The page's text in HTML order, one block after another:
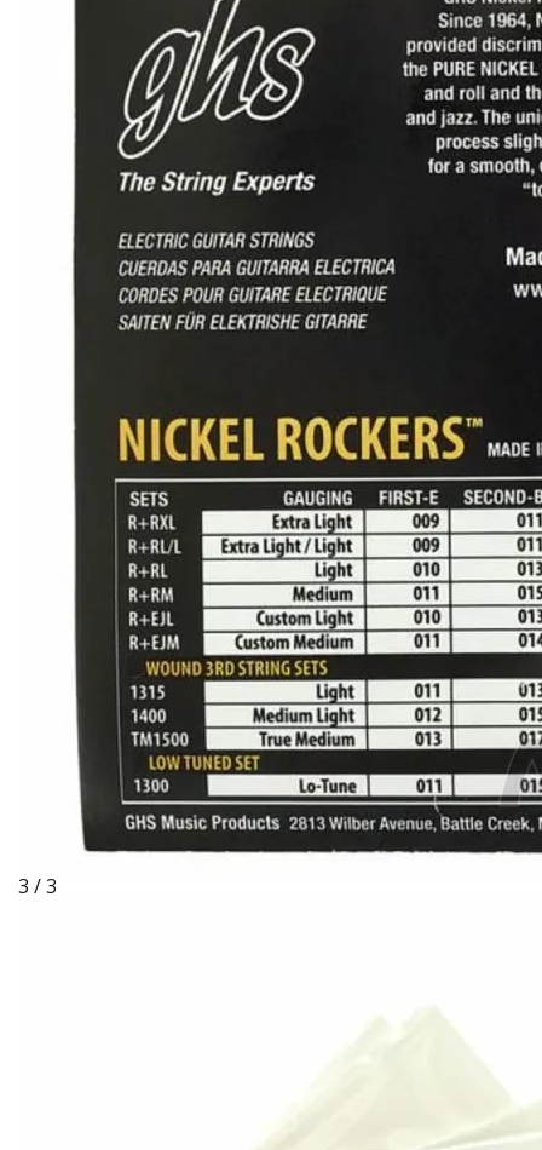
3 / 3